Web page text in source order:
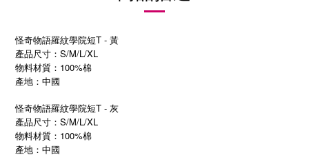
怪奇物語羅紋學院短T - 黃
產品尺寸：S/M/L/XL
物料材質：100%棉
產地：中國
怪奇物語羅紋學院短T - 灰
產品尺寸：S/M/L/XL
物料材質：100%棉
產地：中國